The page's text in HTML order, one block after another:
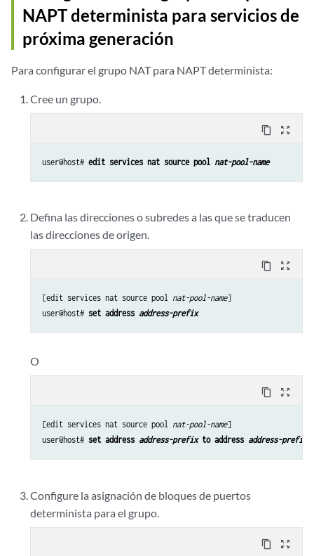
NAPT determinista para servicios de
próxima generación
Para configurar el grupo NAT para NAPT determinista:
Cree un grupo.
content_copy zoom_out_map
user@host# edit services nat source pool nat-pool-name
Defina las direcciones o subredes a las que se traducen
las direcciones de origen.
content_copy zoom_out_map
[edit services nat source pool nat-pool-name]
user@host# set address address-prefix
O
content_copy zoom_out_map
[edit services nat source pool nat-pool-name]
user@host# set address address-prefix to address address-prefix
Configure la asignación de bloques de puertos
determinista para el grupo.
content_copy zoom_out_map